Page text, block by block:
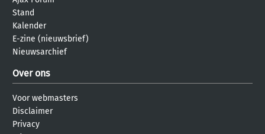
Stand
Kalender
E-zine (nieuwsbrief)
Nieuwsarchief
Over ons
Voor webmasters
Disclaimer
Privacy